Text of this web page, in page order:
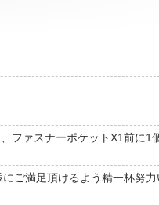
ファスナーポケットX1前に1
ご満足頂けるよう精一杯努力